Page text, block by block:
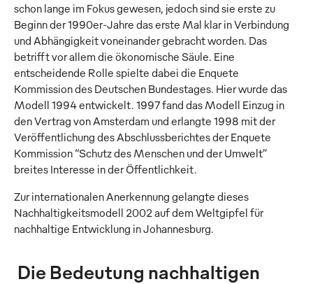
schon lange im Fokus gewesen, jedoch sind sie erste zu
Beginn der 1990er-Jahre das erste Mal klar in Verbindung
und Abhängigkeit voneinander gebracht worden. Das
betrifft vor allem die ökonomische Säule. Eine
entscheidende Rolle spielte dabei die Enquete
Kommission des Deutschen Bundestages. Hier wurde das
Modell 1994 entwickelt. 1997 fand das Modell Einzug in
den Vertrag von Amsterdam und erlangte 1998 mit der
Veröffentlichung des Abschlussberichtes der Enquete
Kommission “Schutz des Menschen und der Umwelt”
breites Interesse in der Öffentlichkeit.
Zur internationalen Anerkennung gelangte dieses
Nachhaltigkeitsmodell 2002 auf dem Weltgipfel für
nachhaltige Entwicklung in Johannesburg.
Die Bedeutung nachhaltigen